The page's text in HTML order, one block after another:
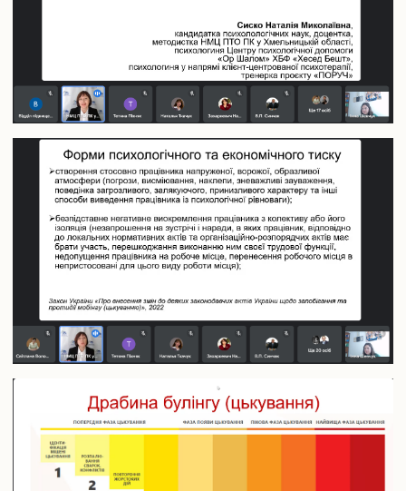
Шаблони документів наукової звітності
Співробітництво
Міжнародне співробітництво
Договори про співробітництво
Рада роботодавців
Академічна мобільність
Грантова діяльність
Співпраця з Національної академією правових наук
АСУ університет
Випускнику
Корисна інформація
Випускники університету
Інформація для оприлюднення